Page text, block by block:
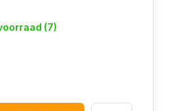
(7)